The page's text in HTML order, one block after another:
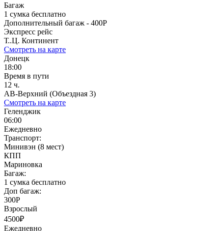
Багаж
1 сумка бесплатно
Дополнительный багаж - 400Р
Экспресс рейс
Т..Ц. Континент
Смотреть на карте
Донецк
18:00
Время в пути
12 ч.
АВ-Верхний (Объездная 3)
Смотреть на карте
Геленджик
06:00
Ежедневно
Транспорт:
Минивэн (8 мест)
КПП
Мариновка
Багаж:
1 сумка бесплатно
Доп багаж:
300Р
Взрослый
4500₽
Ежедневно